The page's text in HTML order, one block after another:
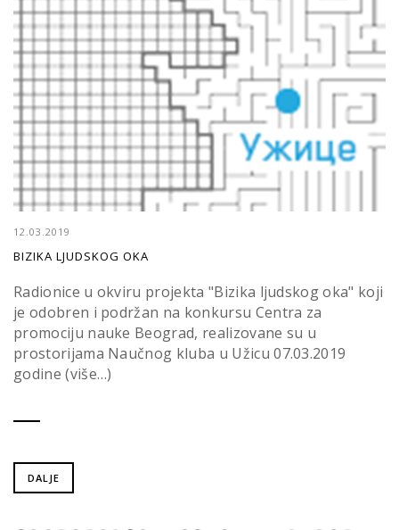
12.03.2019
BIZIKA LJUDSKOG OKA
Radionice u okviru projekta "Bizika ljudskog oka" koji
je odobren i podržan na konkursu Centra za
promociju nauke Beograd, realizovane su u
prostorijama Naučnog kluba u Užicu 07.03.2019
godine (više…)
DALJE